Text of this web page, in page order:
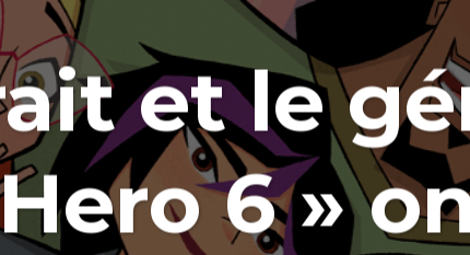
et le
6 »